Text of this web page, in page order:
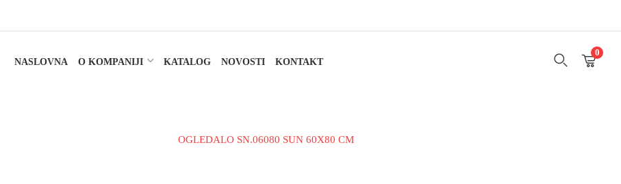
NASLOVNA O KOMPANIJI KATALOG NOVOSTI KONTAKT
0
OGLEDALO SN.06080 SUN 60X80 CM